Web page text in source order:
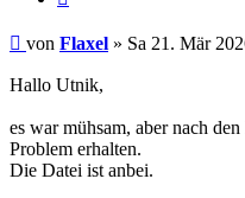
Beitrag
von Flaxel » Sa 21. Mär
Hallo Utnik,
es war mühsam, aber nach
Problem erhalten.
Die Datei ist anbei.